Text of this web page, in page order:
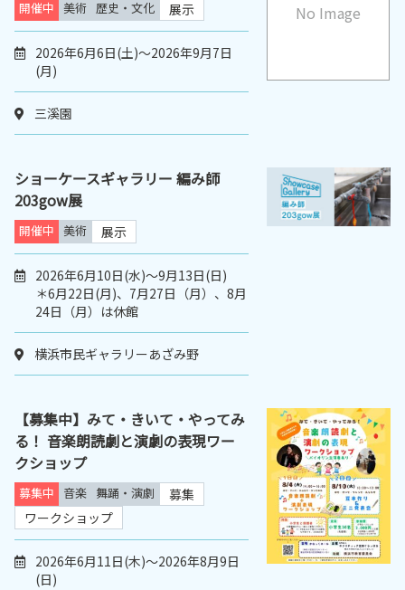
No Image
開催中 美術 歴史・文化 展示
2026年6月6日(土)～2026年9月7日
(月)
三溪園
ショーケースギャラリー 編み師
203gow展
開催中 美術 展示
2026年6月10日(水)～9月13日(日)
＊6月22日(月)、7月27日（月）、8月
24日（月）は休館
横浜市民ギャラリーあざみ野
【募集中】みて・きいて・やってみ
る！ 音楽朗読劇と演劇の表現ワー
クショップ
募集中 音楽 舞踊・演劇
募集
ワークショップ
2026年6月11日(木)～2026年8月9日
(日)